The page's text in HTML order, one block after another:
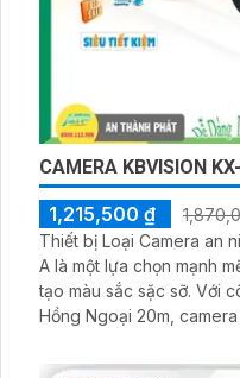
CAMERA KBVISION
1,215,500 ₫
Thiết bị Loại Camera an
A là một lựa chọn mạnh
tạo màu sắc sặc sỡ. Với công nghệ giám sát ban đêm
Hồng Ngoại 20m,
định màu sắc sáng đẹp